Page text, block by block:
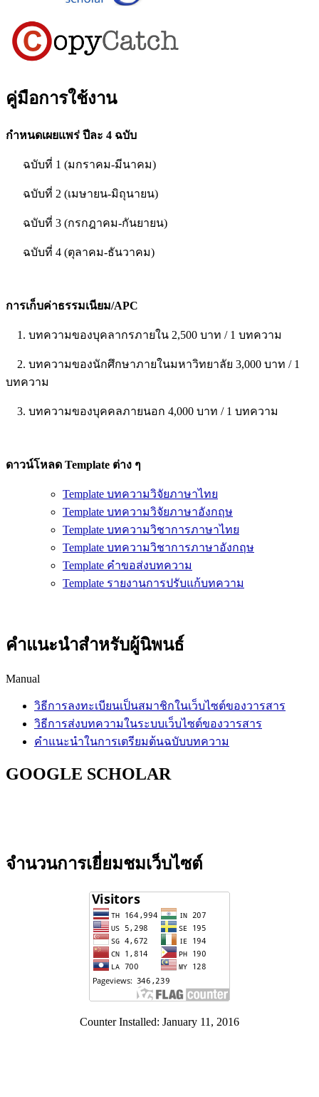
คู่มือการใช้งาน
กำหนดเผยแพร่ ปีละ 4 ฉบับ
ฉบับที่ 1 (มกราคม-มีนาคม)
ฉบับที่ 2 (เมษายน-มิถุนายน)
ฉบับที่ 3 (กรกฎาคม-กันยายน)
ฉบับที่ 4 (ตุลาคม-ธันวาคม)
การเก็บค่าธรรมเนียม/APC
1. บทความของบุคลากรภายใน 2,500 บาท / 1 บทความ
2. บทความของนักศึกษาภายในมหาวิทยาลัย 3,000 บาท / 1
บทความ
3. บทความของบุคคลภายนอก 4,000 บาท / 1 บทความ
ดาวน์โหลด Template ต่าง ๆ
Template บทความวิจัยภาษาไทย
Template บทความวิจัยภาษาอังกฤษ
Template บทความวิชาการภาษาไทย
Template บทความวิชาการภาษาอังกฤษ
Template คำขอส่งบทความ
Template รายงานการปรับแก้บทความ
คำแนะนำสำหรับผู้นิพนธ์
Manual
วิธีการลงทะเบียนเป็นสมาชิกในเว็บไซต์ของวารสาร
วิธีการส่งบทความในระบบเว็บไซต์ของวารสาร
คำแนะนำในการเตรียมต้นฉบับบทความ
GOOGLE SCHOLAR
จำนวนการเยี่ยมชมเว็บไซต์
Counter Installed: January 11, 2016